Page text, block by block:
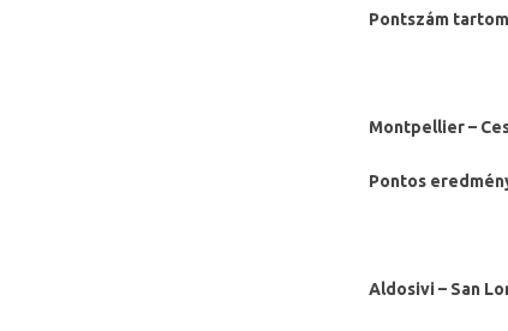
Pontszám
Montpellier –
Pontos
Aldosivi – San